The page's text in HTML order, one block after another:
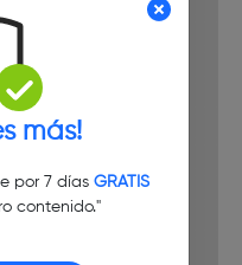
más!
por 7 días GRATIS
contenido."